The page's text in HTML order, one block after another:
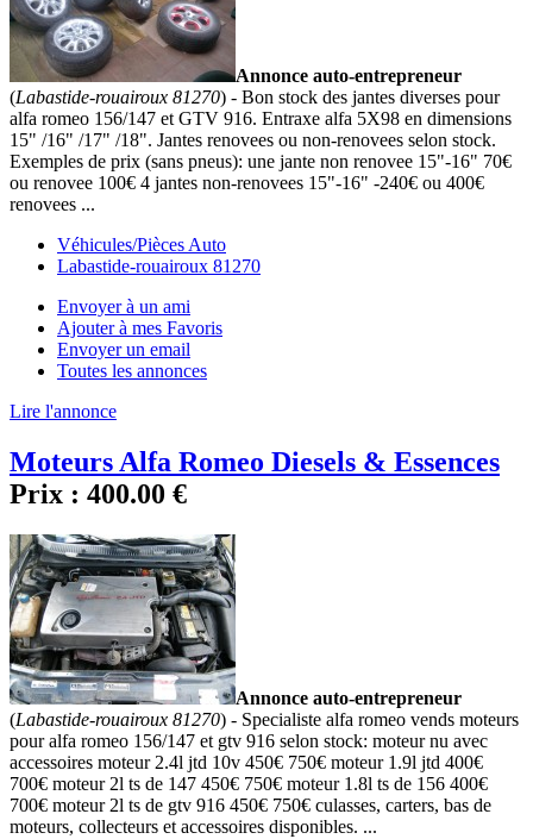
Annonce auto-entrepreneur
(Labastide-rouairoux 81270) - Bon stock des jantes diverses pour
alfa romeo 156/147 et GTV 916. Entraxe alfa 5X98 en dimensions
15" /16" /17" /18". Jantes renovees ou non-renovees selon stock.
Exemples de prix (sans pneus): une jante non renovee 15"-16" 70€
ou renovee 100€ 4 jantes non-renovees 15"-16" -240€ ou 400€
renovees ...
Véhicules/Pièces Auto
Labastide-rouairoux 81270
Envoyer à un ami
Ajouter à mes Favoris
Envoyer un email
Toutes les annonces
Lire l'annonce
Moteurs Alfa Romeo Diesels & Essences
Prix : 400.00 €
Annonce auto-entrepreneur
(Labastide-rouairoux 81270) - Specialiste alfa romeo vends moteurs
pour alfa romeo 156/147 et gtv 916 selon stock: moteur nu avec
accessoires moteur 2.4l jtd 10v 450€ 750€ moteur 1.9l jtd 400€
700€ moteur 2l ts de 147 450€ 750€ moteur 1.8l ts de 156 400€
700€ moteur 2l ts de gtv 916 450€ 750€ culasses, carters, bas de
moteurs, collecteurs et accessoires disponibles. ...